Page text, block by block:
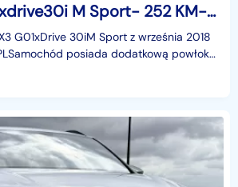
BMW X3 G01 xdrive30i M Sport- 252 KM- pierwszy właściciel- kupiony w salonie PL
G01xDrive 30iM Sport z września 2018
posiada dodatkową powłokę
lakier przed zarysowaniami